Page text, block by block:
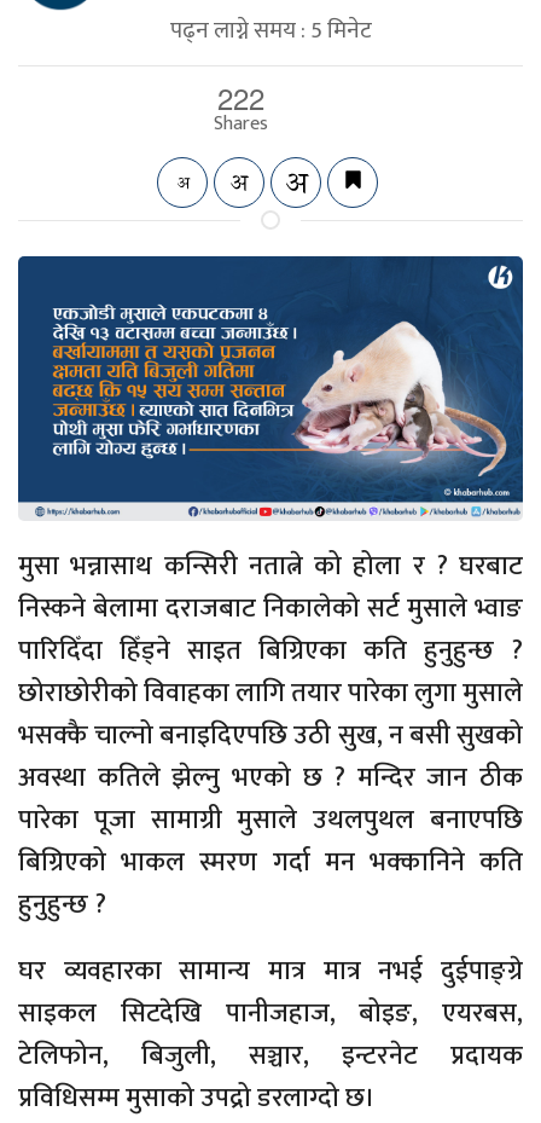
पढ्न लाग्ने समय :5मिनेट
222
Shares
मुसा भन्नासाथ कन्सिरी नतात्ने को होला र ? घरबाट
निस्कने बेलामा दराजबाट निकालेको सर्ट मुसाले भ्वाङ
पारिदिँदा हिँड्ने साइत बिग्रिएका कति हुनुहुन्छ ?
छोराछोरीको विवाहका लागि तयार पारेका लुगा मुसाले
भसक्कै चाल्नो बनाइदिएपछि उठी सुख, न बसी सुखको
अवस्था कतिले झेल्नु भएको छ ? मन्दिर जान ठीक
पारेका पूजा सामाग्री मुसाले उथलपुथल बनाएपछि
बिग्रिएको भाकल स्मरण गर्दा मन भक्कानिने कति
हुनुहुन्छ ?
घर व्यवहारका सामान्य मात्र मात्र नभई दुईपाङ्ग्रे
साइकल सिटदेखि पानीजहाज, बोइङ, एयरबस,
टेलिफोन, बिजुली, सञ्चार, इन्टरनेट प्रदायक
प्रविधिसम्म मुसाको उपद्रो डरलाग्दो छ।